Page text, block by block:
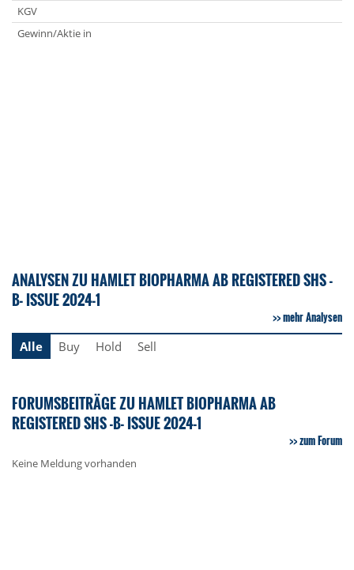
KGV
Gewinn/Aktie in
ANALYSEN ZU HAMLET BIOPHARMA AB REGISTERED SHS -
B- ISSUE 2024-1
mehr Analysen
Alle
Buy Hold Sell
FORUMSBEITRÄGE ZU HAMLET BIOPHARMA AB
REGISTERED SHS -B- ISSUE 2024-1
zum Forum
Keine Meldung vorhanden